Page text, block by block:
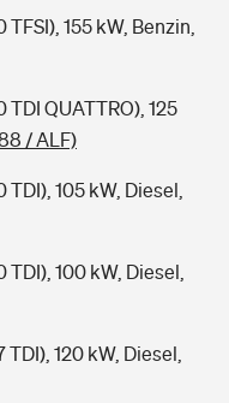
155 kW, Benzin,
TDI QUATTRO), 125
/ ALF)
TDI), 105 kW, Diesel,
TDI), 100 kW, Diesel,
120 kW, Diesel,